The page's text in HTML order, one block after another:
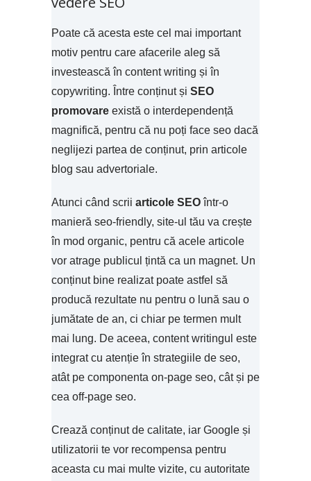
Poate că acesta este cel mai important
motiv pentru care afacerile aleg să
investească în content writing și în
copywriting. Între conținut și SEO
promovare există o interdependență
magnifică, pentru că nu poți face seo dacă
neglijezi partea de conținut, prin articole
blog sau advertoriale.
Atunci când scrii articole SEOîntr-o
manieră seo-friendly, site-ul tău va crește
în mod organic, pentru că acele articole
vor atrage publicul țintă ca un magnet. Un
conținut bine realizat poate astfel să
producă rezultate nu pentru o lună sau o
jumătate de an, ci chiar pe termen mult
mai lung. De aceea, content writingul este
integrat cu atenție în strategiile de seo,
atât pe componenta on-page seo, cât și pe
cea off-page seo.
Crează conținut de calitate, iar Google și
utilizatorii te vor recompensa pentru
aceasta cu mai multe vizite, cu autoritate